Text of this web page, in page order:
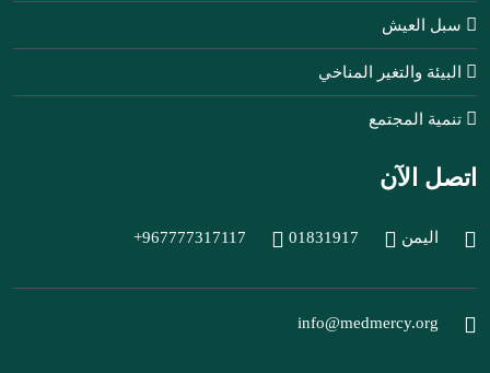
سبل العيش
البيئة والتغير المناخي
تنمية المجتمع
اتصل الآن
اليمن 01831917
+967777317117
info@medmercy.org